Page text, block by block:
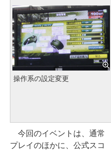
操作系の設定変更
今回のイベントは、通常
プレイのほかに、公式スコ